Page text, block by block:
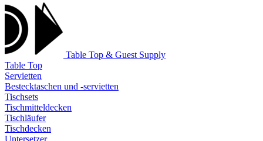
Table Top & Guest Supply
Table Top
Servietten
Bestecktaschen und -servietten
Tischsets
Tischmitteldecken
Tischläufer
Tischdecken